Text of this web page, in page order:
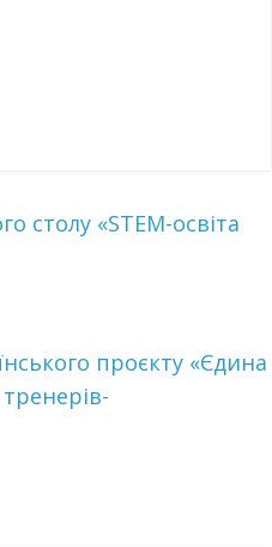
столу «STEM-освіта
проєкту «Єдина